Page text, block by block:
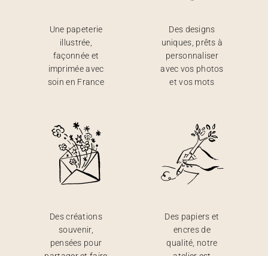
Une papeterie
illustrée,
façonnée et
imprimée avec
soin en France
Des designs
uniques, prêts à
personnaliser
avec vos photos
et vos mots
Des créations
souvenir,
pensées pour
Des papiers et
encres de
qualité, notre